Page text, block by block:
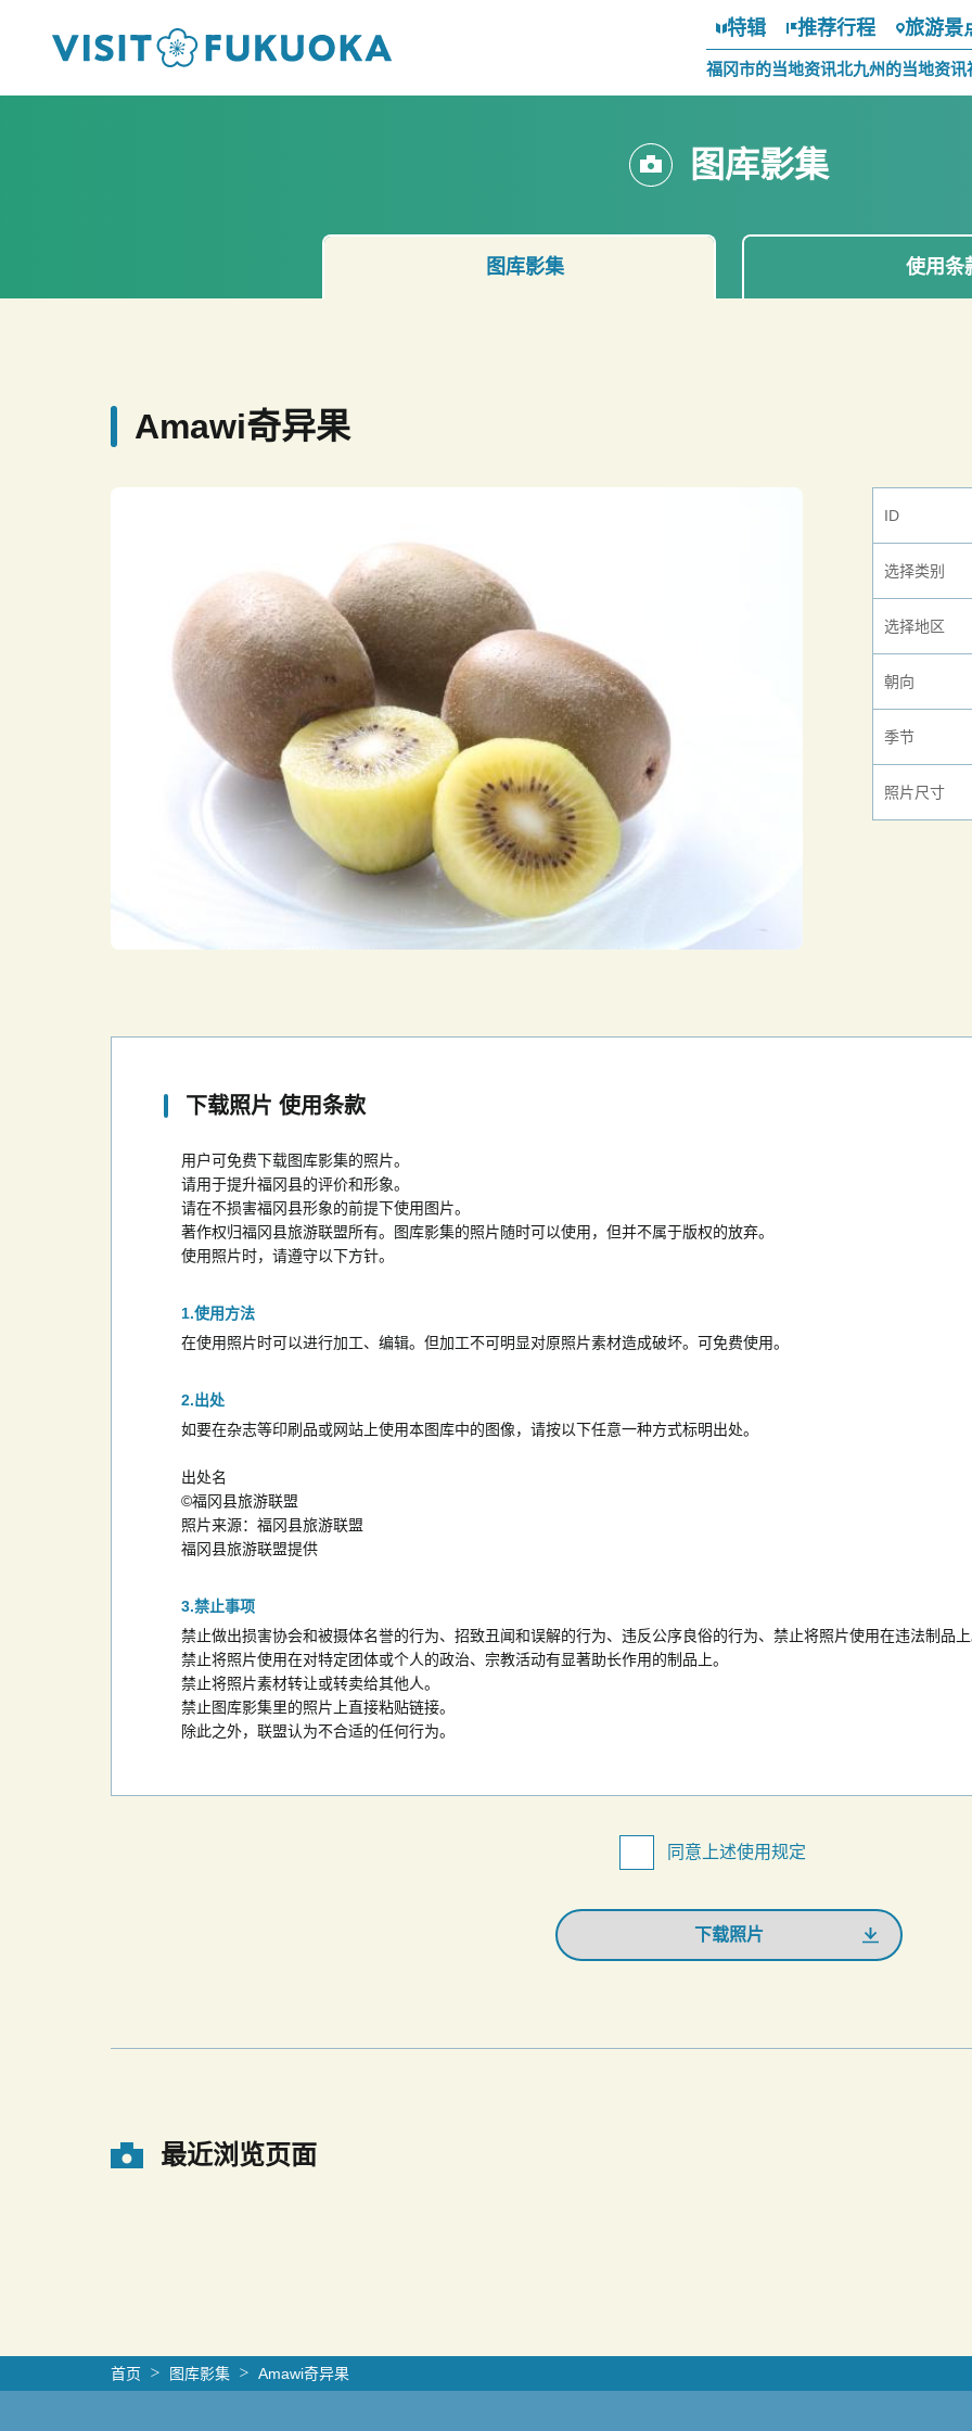
特辑 推荐行程 旅游景
福冈市的当地资讯北九州的当地资讯
图库影集
图库影集 使用条
Amawi奇异果
ID
选择类别
选择地区
朝向
季节
照片尺寸
下载照片 使用条款
用户可免费下载图库影集的照片。
请用于提升福冈县的评价和形象。
请在不损害福冈县形象的前提下使用图片。
著作权归福冈县旅游联盟所有。图库影集的照片随时可以使用，但并不属于版权的放弃。
使用照片时，请遵守以下方针。
使用方法
在使用照片时可以进行加工、编辑。但加工不可明显对原照片素材造成破坏。可免费使用。
出处
如要在杂志等印刷品或网站上使用本图库中的图像，请按以下任意一种方式标明出处。
出处名
©福冈县旅游联盟
照片来源：福冈县旅游联盟
福冈县旅游联盟提供
禁止事项
禁止做出损害协会和被摄体名誉的行为、招致丑闻和误解的行为、违反公序良俗的行为、禁止将照片使用在违法制品
禁止将照片使用在对特定团体或个人的政治、宗教活动有显著助长作用的制品上。
禁止将照片素材转让或转卖给其他人。
禁止图库影集里的照片上直接粘贴链接。
除此之外，联盟认为不合适的任何行为。
同意上述使用规定
下载照片
最近浏览页面
首页 图库影集 Amawi奇异果